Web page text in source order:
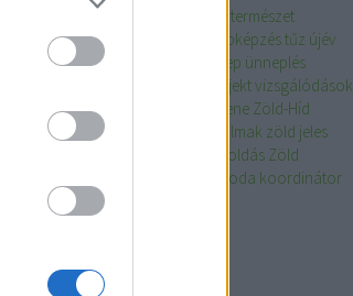
temészetvédelem
természet
természetvédelem
továbbképzéstűz újév
újrahasznosítás
ünnep ünneplés
Veronika zeneprojektvizsgálódások
víz világnapja
zene Zöld-Híd
Alapítvány
Zöldítő zöld fogadalmak zöld jeles
zöld megoldás Zöld
Zöld Óvoda koordinátor
Címkefelhő
2026 május (